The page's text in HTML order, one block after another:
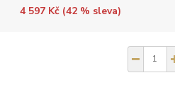
4 597 Kč (42% sleva)